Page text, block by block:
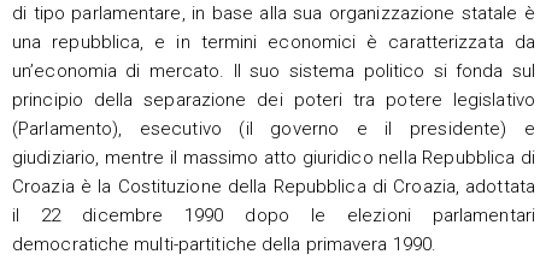
di tipo parlamentare, in base alla sua organizzazione statale è
una repubblica, e in termini economici è caratterizzata da
un’economia di mercato. Il suo sistema politico si fonda sul
principio della separazione dei poteri tra potere legislativo
(Parlamento), esecutivo (il governo e il presidente) e
giudiziario, mentre il massimo atto giuridico nella Repubblica di
Croazia è la Costituzione della Repubblica di Croazia, adottata
il 22 dicembre 1990 dopo le elezioni parlamentari
democratiche multi-partitiche della primavera 1990.